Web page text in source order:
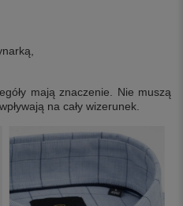
mają znaczenie. Nie muszą
na cały wizerunek.